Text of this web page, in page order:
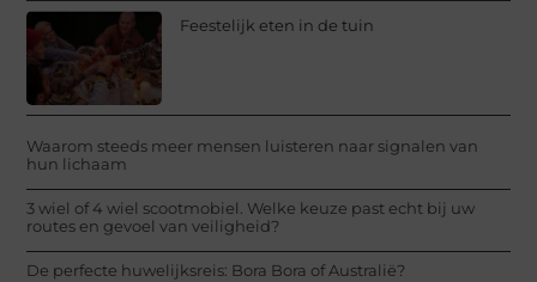
Feestelijk eten in de tuin
Waarom steeds meer mensen luisteren naar signalen van
hun lichaam
3 wiel of 4 wiel scootmobiel. Welke keuze past echt bij uw
routes en gevoel van veiligheid?
De perfecte huwelijksreis: Bora Bora of Australië?